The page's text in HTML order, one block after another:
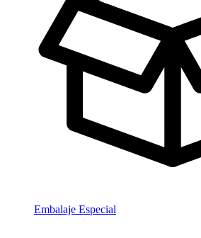
Embalaje Especial